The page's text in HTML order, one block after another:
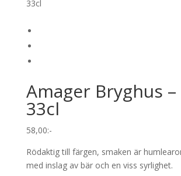
33cl
Amager Bryghus
33cl
58,00:-
Rödaktig till färgen, smaken är
med inslag av bär och en viss syrlighet.